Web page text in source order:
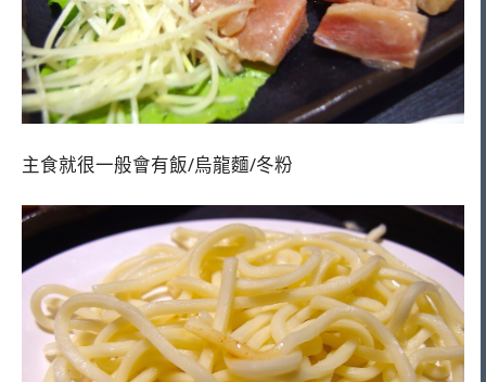
主食就很一般會有飯/烏龍麵/冬粉